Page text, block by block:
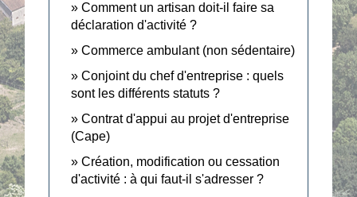
Comment un artisan doit-il faire sa
déclaration d'activité ?
Commerce ambulant (non sédentaire)
Conjoint du chef d'entreprise : quels
sont les différents statuts ?
Contrat d'appui au projet d'entreprise
(Cape)
Création, modification ou cessation
d'activité : à qui faut-il s'adresser ?